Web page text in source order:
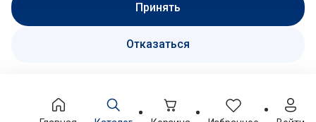
305.90 ₽
В корзину
Принять
Отказаться